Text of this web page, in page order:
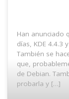
Han anunciado
días, KDE 4.4.3
También se
que,
de Debian.
probarla y […]